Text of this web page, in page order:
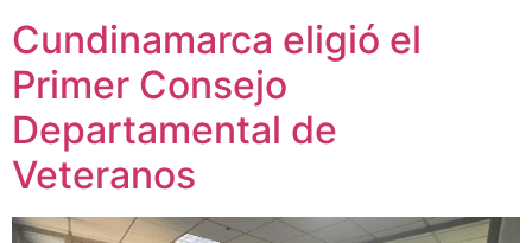
Cundinamarca eligió el
Primer Consejo
Departamental de
Veteranos